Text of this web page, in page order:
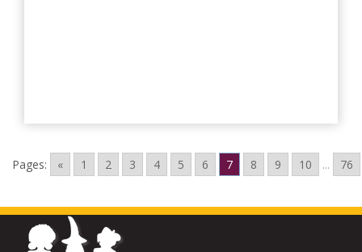
Pages: « 1 2 3 4 5 6 7 8 9 10 ... 76